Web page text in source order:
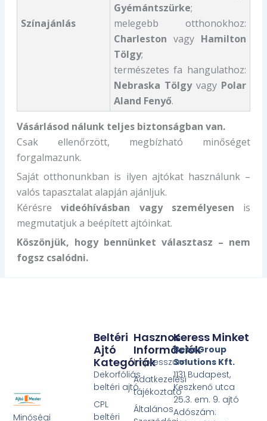
Színajánlás
Gyémántszürke;
melegebb otthonokhoz:
Charleston vagy Hamilton
Tölgy;
természetes fa hangulathoz:
Nebraska Tölgyvagy Polar
Aland Fenyő.
Vásárlásod nálunk teljes biztonságban van.
Csak ellenőrzött, megbízható minőséget
forgalmazunk.
Saját otthonunkban is ilyen ajtókat használunk –
valós tapasztalat alapján ajánljuk.
Kérésrevideóhívásban vagy személyesen is
megmutatjuk a beépített ajtóinkat.
Köszönjük, hogy bennünket választasz – nem
fogsz csalódni.
Minőségi
Hasznos
Információk
Impresszum
Adatkezelési
tájékoztató
Általános
Beltéri
Ajtó
Kategóriák
Dekorfóliás
beltéri ajtó
CPL
beltéri
Keress Minket
Beta Group
Solutions Kft.
1131 Budapest,
Keszkenő utca
25.3. em. 9. ajtó
Adószám: